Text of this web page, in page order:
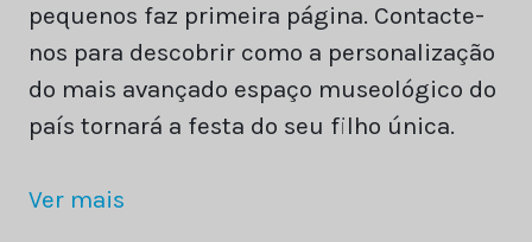
pequenos faz primeira página. Contacte-
nos para descobrir como a personalização
do mais avançado espaço museológico do
país tornará a festa do seu filho única.
Ver mais